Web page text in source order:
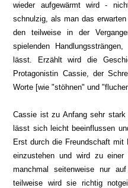
wieder aufgewärmt wird -
schnulzig, als man das
den teilweise in der
spielenden
lässt. Erzählt wird die
Protagonistin Cassie, der
Worte [wie "stöhnen" und
Cassie ist zu Anfang sehr stark
lässt sich leicht beeinflussen
Erst durch die Freundschaft
einzustehen und wird zu
manchmal seitenweise nur
teilweise wird sie richtig